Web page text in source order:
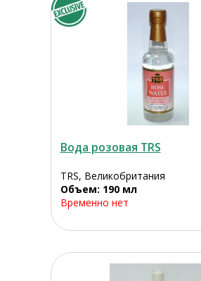
Вода розовая TRS
TRS, Великобритания
Объем: 190 мл
Временно нет